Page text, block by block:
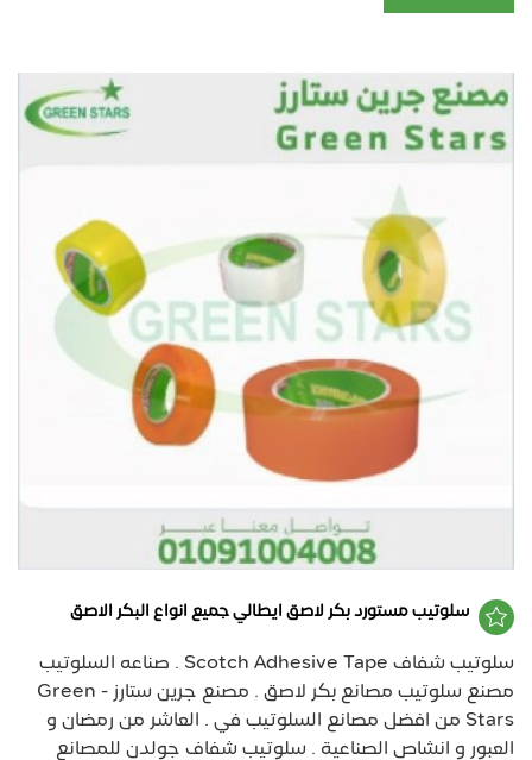
سلوتيب مستورد بكر لاصق ايطالي جميع انواع البكر الاصق
سلوتيب شفاف Scotch Adhesive Tape . صناعه السلوتيب
مصنع سلوتيب مصانع بكر لاصق . مصنع جرين ستارز - Green
Stars من افضل مصانع السلوتيب في . العاشر من رمضان و
العبور و انشاص الصناعية . سلوتيب شفاف جولدن للمصانع